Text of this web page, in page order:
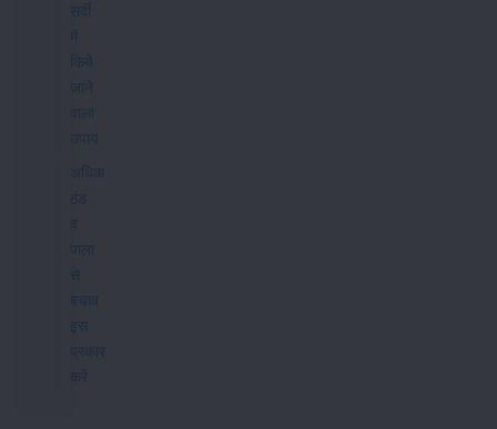
सर्दी
में
किये
जाने
वाला
उपाय
अधिक
ठंड
पाला
से
बचाव
इस
प्रकार
करें